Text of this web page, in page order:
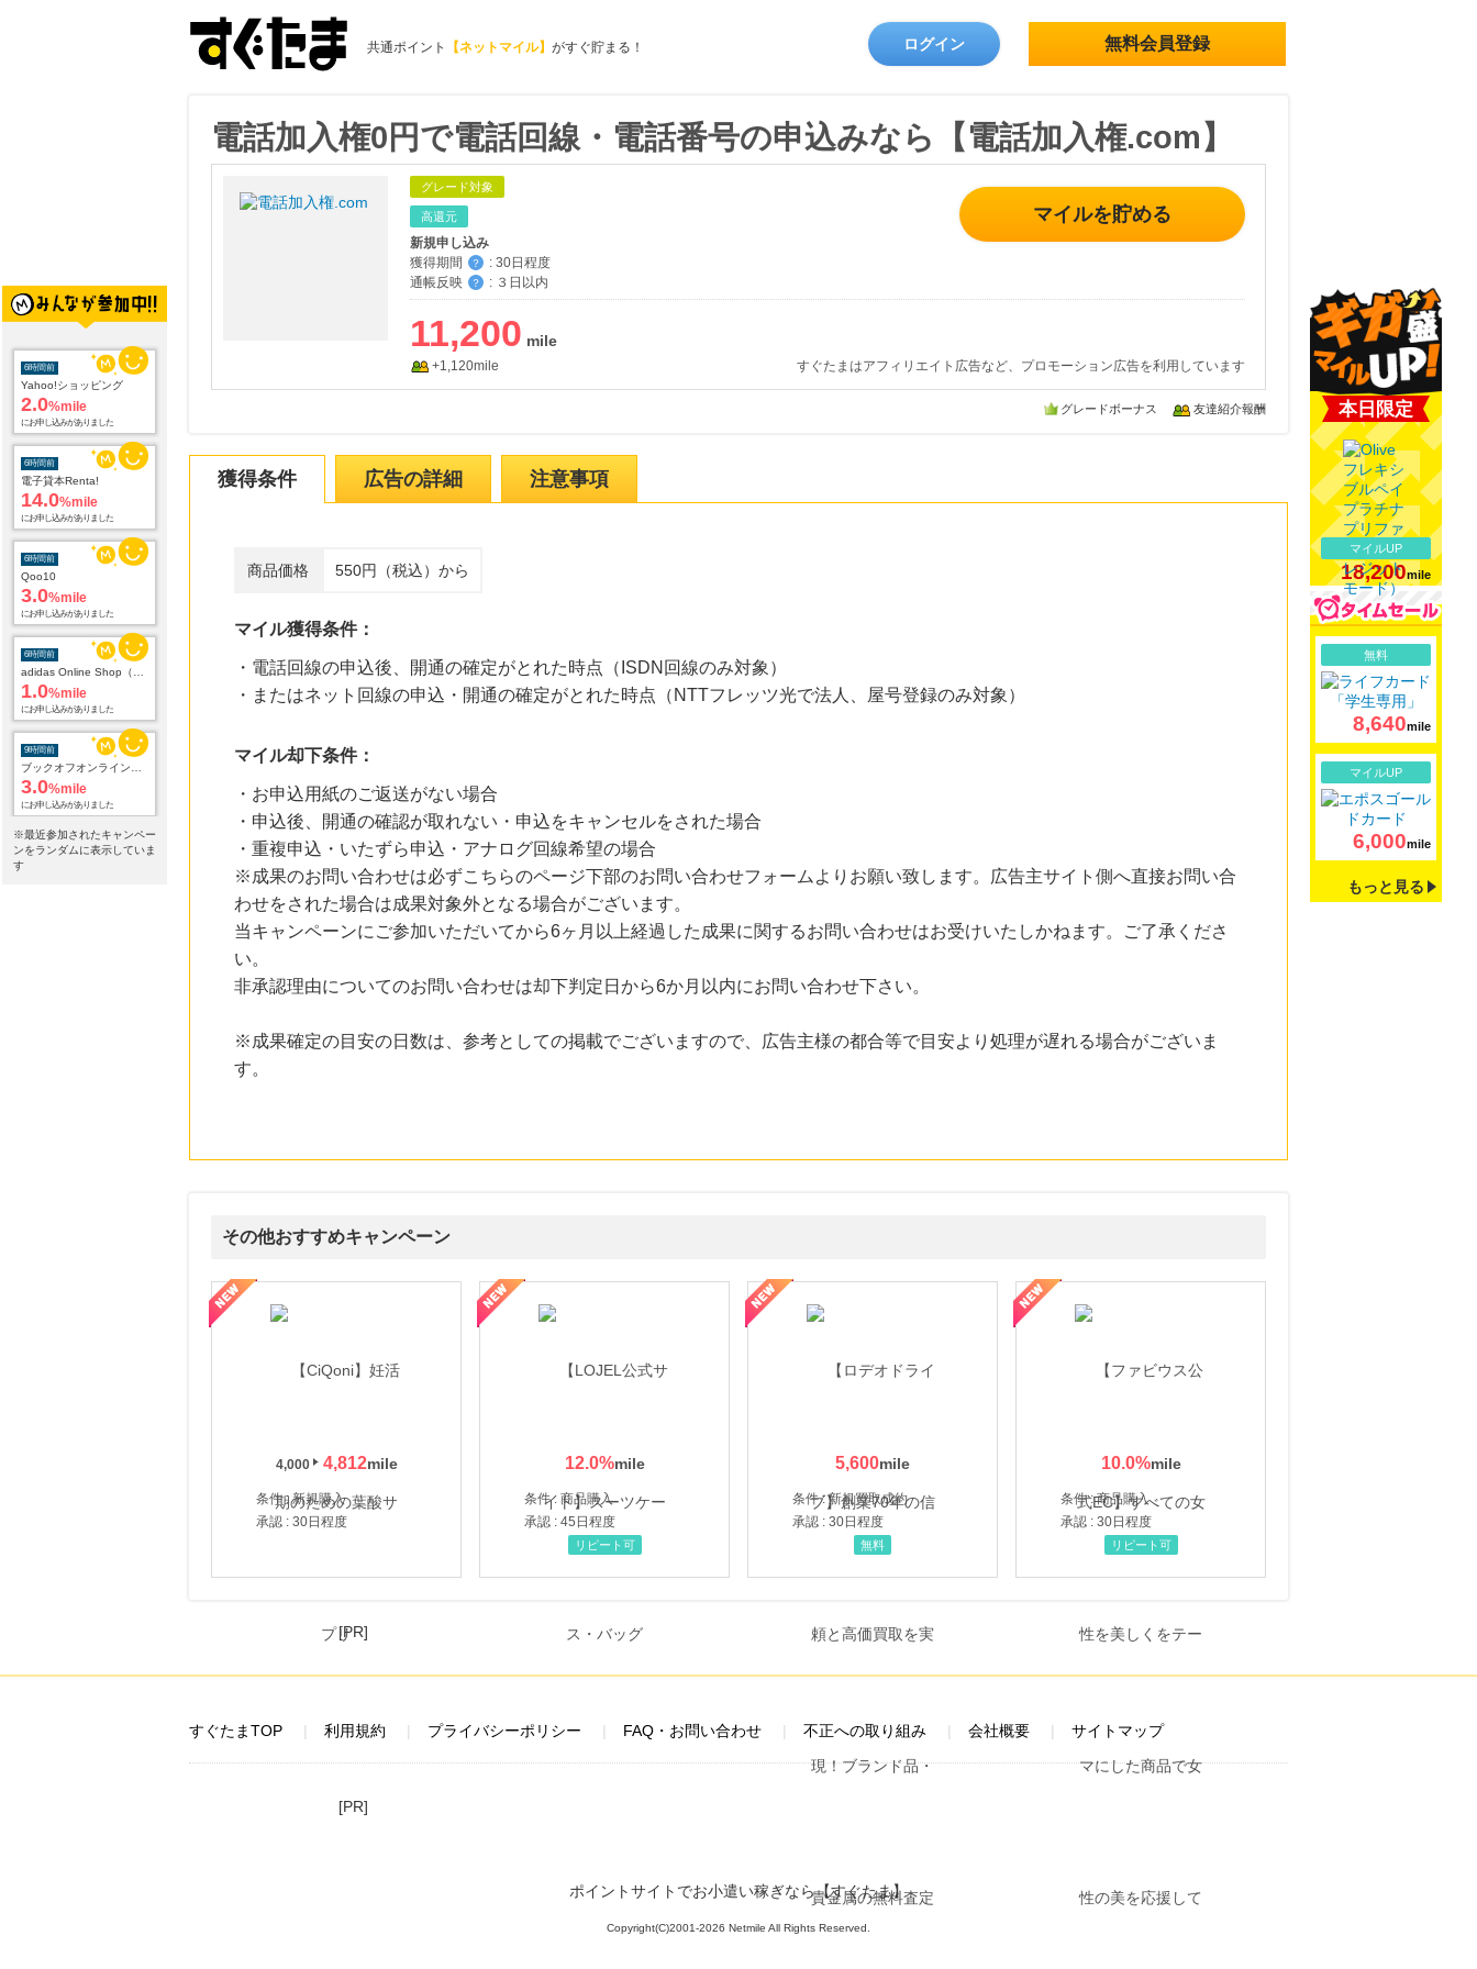
共通ポイント 【ネットマイル】 がすぐ貯まる！ ログイン 無料会員登録
6時間前
Yahoo!ショッピング
2.0%mile
にお申し込みがありました
6時間前
電子貸本Renta!
14.0%mile
にお申し込みがありました
6時間前
Qoo10
3.0%mile
にお申し込みがありました
6時間前
1.0%mile
にお申し込みがありました
9時間前
3.0%mile
にお申し込みがありました
24時間前
楽天ブックス
※最近参加されたキャンペー
ンをランダムに表示していま
す
電話加入権0円で電話回線・電話番号の申込みなら【電話加入権.com】
グレード対象
高還元
新規申し込み
獲得期間
？ : 30日程度
通帳反映
？ : ３日以内
マイルを貯める
11,200
+1,120mile すぐたまはアフィリエイト広告など、プロモーション広告を利用しています
グレードボーナス 友達紹介報酬
獲得条件 広告の詳細 注意事項
商品価格 550円（税込）から
マイル獲得条件：
・電話回線の申込後、開通の確定がとれた時点（ISDN回線のみ対象）
・またはネット回線の申込・開通の確定がとれた時点（NTTフレッツ光で法人、屋号登録のみ対象）
マイル却下条件：
・お申込用紙のご返送がない場合
・申込後、開通の確認が取れない・申込をキャンセルをされた場合
・重複申込・いたずら申込・アナログ回線希望の場合
※成果のお問い合わせは必ずこちらのページ下部のお問い合わせフォームよりお願い致します。広告主サイト側へ直接お問い合
わせをされた場合は成果対象外となる場合がございます。
当キャンペーンにご参加いただいてから6ヶ月以上経過した成果に関するお問い合わせはお受けいたしかねます。ご了承くださ
い。
非承認理由についてのお問い合わせは却下判定日から6か月以内にお問い合わせ下さい。
※成果確定の目安の日数は、参考としての掲載でございますので、広告主様の都合等で目安より処理が遅れる場合がございま
す。
その他おすすめキャンペーン
4,000 4,812
条件 : 新規購入
承認 : 30日程度
12.0%
条件 : 商品購入
承認 : 45日程度
リピート可
5,600
条件 : 新規買取成約
承認 : 30日程度
【ロデオドライブ】創業70年の信頼と高価買取を実現！ブランド品・貴金属の無料査定
無料
10.0%
条件 : 商品購入
承認 : 30日程度
【ファビウス公式EC】すべての女性を美しくをテーマにした商品で女性の美を応援しています
リピート可
本日限定
マイルUP
18,200mile
無料
8,640mile
マイルUP
6,000mile
もっと見る
[PR]
すぐたまTOP 利用規約 プライバシーポリシー FAQ・お問い合わせ 不正への取り組み 会社概要 サイトマップ
[PR]
ポイントサイトでお小遣い稼ぎなら【すぐたま】
Copyright(C)2001-2026 Netmile All Rights Reserved.